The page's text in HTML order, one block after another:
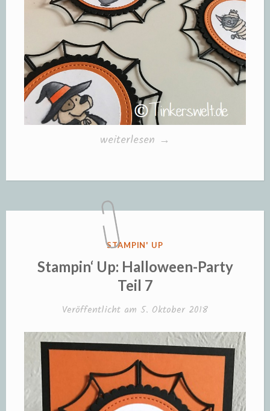
„Stampin‘
Halloween-
Party
Teil
8“
weiterlesen →
VERÖFFENTLICHT
STAMPIN' UP
Stampin‘ Up: Halloween-Party
Teil 7
Veröffentlicht am 5. Oktober 2018